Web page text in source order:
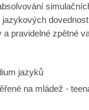
pravidelné zpětné
jazyků
na mládež -